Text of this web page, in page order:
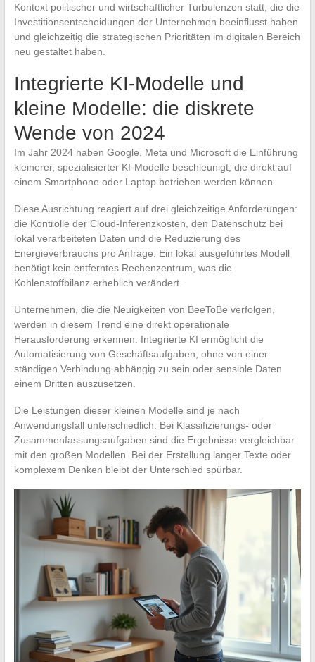
Kontext politischer und wirtschaftlicher Turbulenzen statt, die die
Investitionsentscheidungen der Unternehmen beeinflusst haben
und gleichzeitig die strategischen Prioritäten im digitalen Bereich
neu gestaltet haben.
Integrierte KI-Modelle und
kleine Modelle: die diskrete
Wende von 2024
Im Jahr 2024 haben Google, Meta und Microsoft die Einführung
kleinerer, spezialisierter KI-Modelle beschleunigt, die direkt auf
einem Smartphone oder Laptop betrieben werden können.
Diese Ausrichtung reagiert auf drei gleichzeitige Anforderungen:
die Kontrolle der Cloud-Inferenzkosten, den Datenschutz bei
lokal verarbeiteten Daten und die Reduzierung des
Energieverbrauchs pro Anfrage. Ein lokal ausgeführtes Modell
benötigt kein entferntes Rechenzentrum, was die
Kohlenstoffbilanz erheblich verändert.
Unternehmen, die die Neuigkeiten von BeeToBe verfolgen,
werden in diesem Trend eine direkt operationale
Herausforderung erkennen: Integrierte KI ermöglicht die
Automatisierung von Geschäftsaufgaben, ohne von einer
ständigen Verbindung abhängig zu sein oder sensible Daten
einem Dritten auszusetzen.
Die Leistungen dieser kleinen Modelle sind je nach
Anwendungsfall unterschiedlich. Bei Klassifizierungs- oder
Zusammenfassungsaufgaben sind die Ergebnisse vergleichbar
mit den großen Modellen. Bei der Erstellung langer Texte oder
komplexem Denken bleibt der Unterschied spürbar.